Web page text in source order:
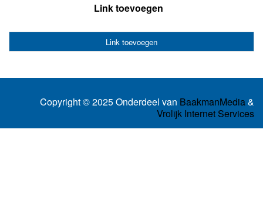
Link toevoegen
Link toevoegen
Copyright © 2025 Onderdeel van BaakmanMedia&
Vrolijk Internet Services